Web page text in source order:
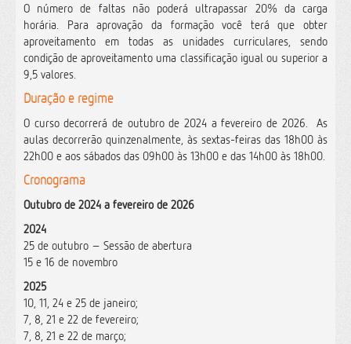
O número de faltas não poderá ultrapassar 20% da carga
horária. Para aprovação da formação você terá que obter
aproveitamento em todas as unidades curriculares, sendo
condição de aproveitamento uma classificação igual ou superior a
9,5 valores.
Duração e regime
O curso decorrerá de outubro de 2024 a fevereiro de 2026. As
aulas decorrerão quinzenalmente, às sextas-feiras das 18h00 às
22h00 e aos sábados das 09h00 às 13h00 e das 14h00 às 18h00.
Cronograma
Outubro de 2024 a fevereiro de 2026
2024
25 de outubro – Sessão de abertura
15 e 16 de novembro
2025
10, 11, 24 e 25 de janeiro;
7, 8, 21 e 22 de fevereiro;
7, 8, 21 e 22 de março;